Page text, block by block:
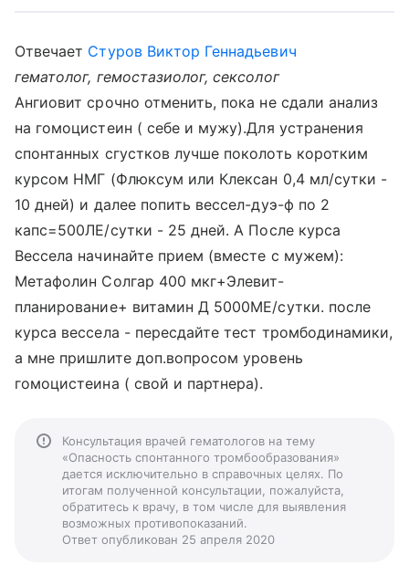
Отвечает Стуров Виктор Геннадьевич
гематолог, гемостазиолог, сексолог
Ангиовит срочно отменить, пока не сдали анализ
на гомоцистеин ( себе и мужу).Для устранения
спонтанных сгустков лучше поколоть коротким
курсом НМГ (Флюксум или Клексан 0,4 мл/сутки -
10 дней) и далее попить вессел-дуэ-ф по 2
капс=500ЛЕ/сутки - 25 дней. А После курса
Вессела начинайте прием (вместе с мужем):
Метафолин Солгар 400 мкг+Элевит-
планирование+ витамин Д 5000МЕ/сутки. после
курса вессела - пересдайте тест тромбодинамики,
а мне пришлите доп.вопросом уровень
гомоцистеина ( свой и партнера).
Консультация врачей гематологов на тему
«Опасность спонтанного тромбообразования»
дается исключительно в справочных целях. По
итогам полученной консультации, пожалуйста,
обратитесь к врачу, в том числе для выявления
возможных противопоказаний.
Ответ опубликован 25 апреля 2020